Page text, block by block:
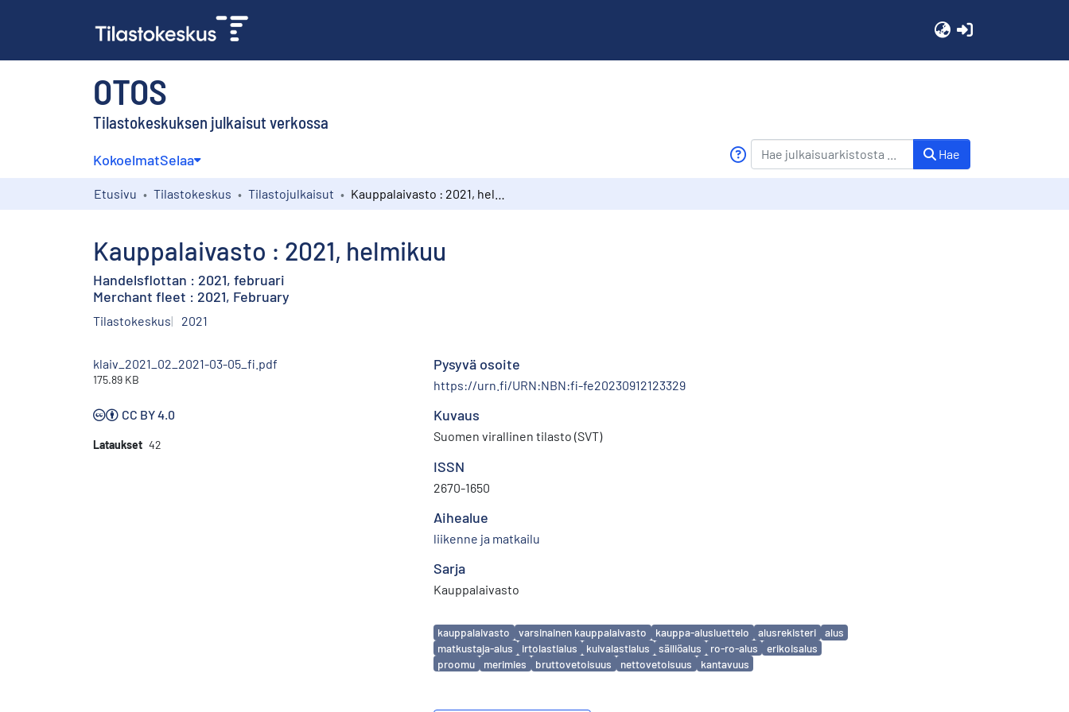
OTOS
Tilastokeskuksen julkaisut verkossa
KokoelmatSelaa Hae
Etusivu Tilastokeskus Tilastojulkaisut
Kauppalaivasto : 2021, helmikuu
Handelsflottan : 2021, februari
Merchant fleet : 2021, February
Tilastokeskus 2021
klaiv_2021_02_2021-03-05_fi.pdf
175.89 KB
CC BY 4.0
Lataukset 42
Pysyvä osoite
https://urn.fi/URN:NBN:fi-fe20230912123329
Kuvaus
Suomen virallinen tilasto (SVT)
ISSN
2670-1650
Aihealue
liikenne ja matkailu
Sarja
Kauppalaivasto
Avainsanat
kauppalaivasto varsinainen kauppalaivasto kauppa-alusluettelo alusrekisteri
alus
matkustaja-alus
irtolastialus kuivalastialus säiliöalus ro-ro-alus
erikoisalus
proomu
merimies bruttovetoisuus nettovetoisuus kantavuus